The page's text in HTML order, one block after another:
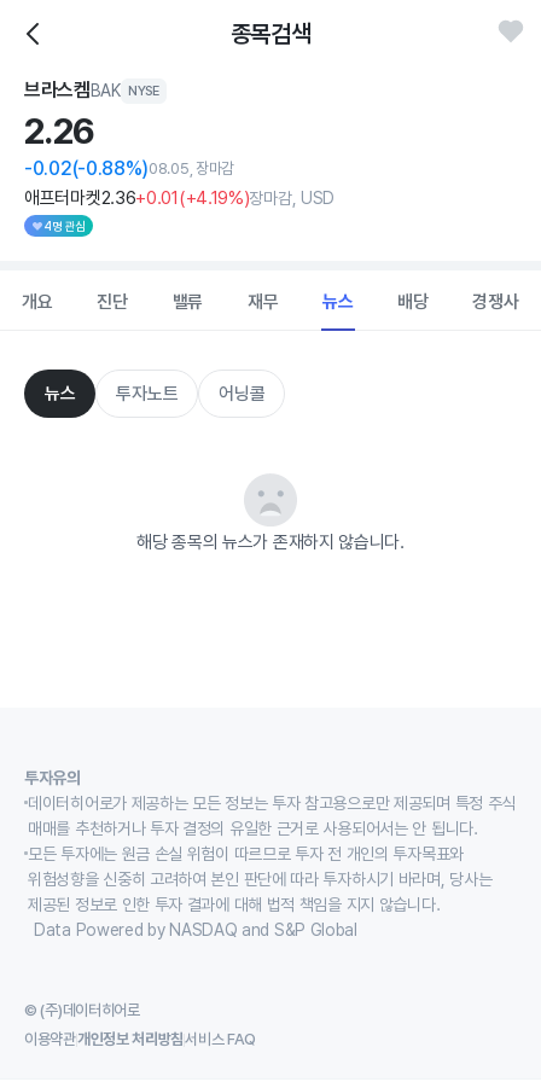
종목검색
브라스켐BAK NYSE
2.26
-0.02(-0.88%)08.05, 장마감
애프터마켓2.36+0.01(+4.19%)장마감, USD
4명 관심
개요 진단 밸류 재무 뉴스 배당 경쟁사
뉴스 투자노트 어닝콜
해당 종목의 뉴스가 존재하지 않습니다.
투자유의
데이터히어로가 제공하는 모든 정보는 투자 참고용으로만 제공되며 특정 주식
매매를 추천하거나 투자 결정의 유일한 근거로 사용되어서는 안 됩니다.
모든 투자에는 원금 손실 위험이 따르므로 투자 전 개인의 투자목표와
위험성향을 신중히 고려하여 본인 판단에 따라 투자하시기 바라며, 당사는
제공된 정보로 인한 투자 결과에 대해 법적 책임을 지지 않습니다.
Data Powered by NASDAQ and S&P Global
© (주)데이터히어로
이용약관개인정보 처리방침서비스 FAQ